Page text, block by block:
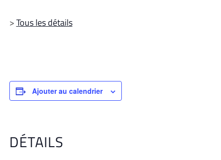
>Tous les détails
Ajouter au calendrier
DÉTAILS